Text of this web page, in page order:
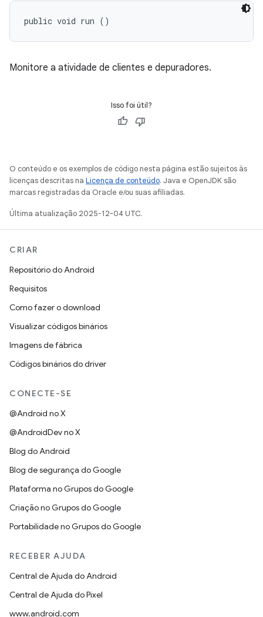
public void run ()
Monitore a atividade de clientes e depuradores.
Isso foi útil?
O conteúdo e os exemplos de código nesta página estão sujeitos às
licenças descritas na Licença de conteúdo. Java e OpenJDK são
marcas registradas da Oracle e/ou suas afiliadas.
Última atualização 2025-12-04 UTC.
CRIAR
Repositório do Android
Requisitos
Como fazer o download
Visualizar códigos binários
Imagens de fábrica
Códigos binários do driver
CONECTE-SE
@Android no X
@AndroidDev no X
Blog do Android
Blog de segurança do Google
Plataforma no Grupos do Google
Criação no Grupos do Google
Portabilidade no Grupos do Google
RECEBER AJUDA
Central de Ajuda do Android
Central de Ajuda do Pixel
www.android.com